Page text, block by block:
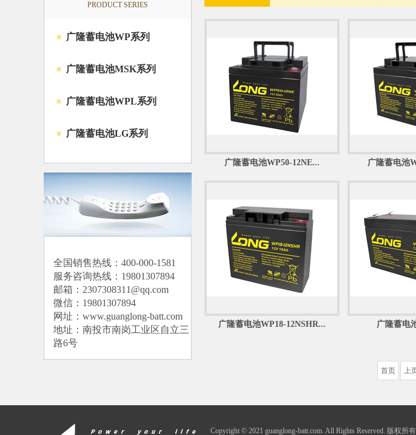
PRODUCT SERIES
广隆蓄电池WP系列
广隆蓄电池MSK系列
广隆蓄电池WPL系列
广隆蓄电池LG系列
全国销售热线：400-000-1581
服务咨询热线：19801307894
邮箱：2307308311@qq.com
微信：19801307894
网址： www.guanglong-batt.com
地址：南投市南岗工业区自立三
路6号
广隆蓄电池WP50-12NE... 广隆蓄电池
广隆蓄电池WP18-12NSHR... 广隆蓄电
首页 上
Copyright © 2021 guanglong-batt.com. All Rights Reserved. 版权所有